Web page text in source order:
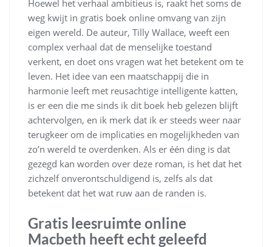
Hoewel het verhaal ambitieus is, raakt het soms de
weg kwijt in gratis boek online omvang van zijn
eigen wereld. De auteur, Tilly Wallace, weeft een
complex verhaal dat de menselijke toestand
verkent, en doet ons vragen wat het betekent om te
leven. Het idee van een maatschappij die in
harmonie leeft met reusachtige intelligente katten,
is er een die me sinds ik dit boek heb gelezen blijft
achtervolgen, en ik merk dat ik er steeds weer naar
terugkeer om de implicaties en mogelijkheden van
zo’n wereld te overdenken. Als er één ding is dat
gezegd kan worden over deze roman, is het dat het
zichzelf onverontschuldigend is, zelfs als dat
betekent dat het wat ruw aan de randen is.
Gratis leesruimte online
Macbeth heeft echt geleefd